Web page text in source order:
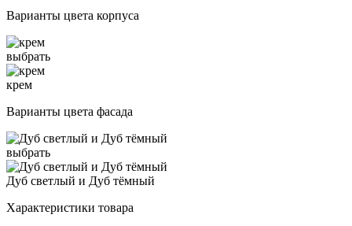
Варианты цвета корпуса
выбрать
крем
Варианты цвета фасада
выбрать
Дуб светлый и Дуб тёмный
Характеристики товара